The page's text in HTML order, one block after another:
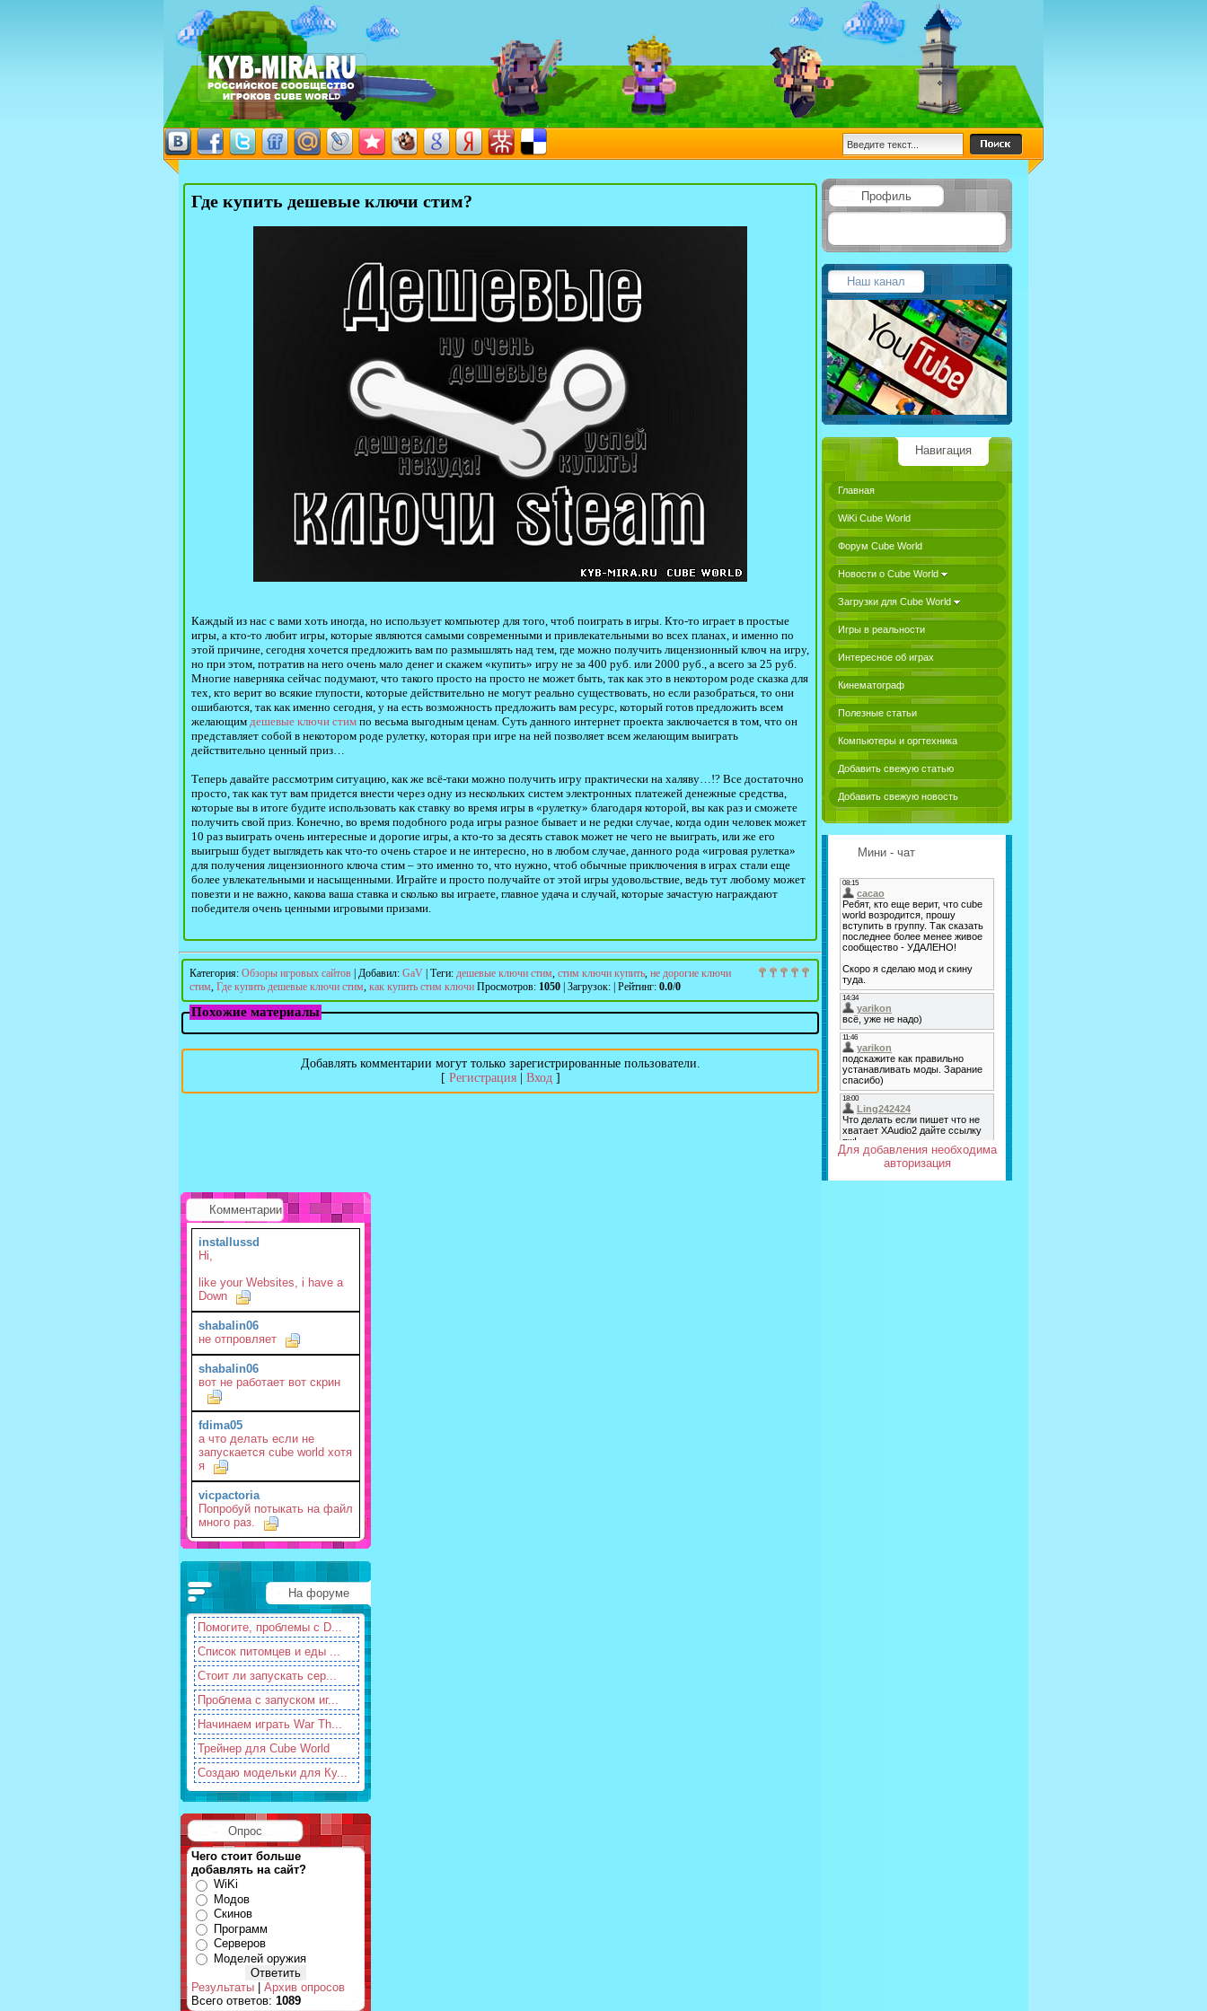
Где купить дешевые ключи стим?
Каждый из нас с вами хоть иногда, но использует компьютер для того, чтоб поиграть в игры. Кто-то играет в простые
игры, а кто-то любит игры, которые являются самыми современными и привлекательными во всех планах, и именно по
этой причине, сегодня хочется предложить вам по размышлять над тем, где можно получить лицензионный ключ на игру,
но при этом, потратив на него очень мало денег и скажем «купить» игру не за 400 руб. или 2000 руб., а всего за 25 руб.
Многие наверняка сейчас подумают, что такого просто на просто не может быть, так как это в некотором роде сказка для
тех, кто верит во всякие глупости, которые действительно не могут реально существовать, но если разобраться, то они
ошибаются, так как именно сегодня, у на есть возможность предложить вам ресурс, который готов предложить всем
желающим дешевые ключи стим по весьма выгодным ценам. Суть данного интернет проекта заключается в том, что он
представляет собой в некотором роде рулетку, которая при игре на ней позволяет всем желающим выиграть
действительно ценный приз…
Теперь давайте рассмотрим ситуацию, как же всё-таки можно получить игру практически на халяву…!? Все достаточно
просто, так как тут вам придется внести через одну из нескольких систем электронных платежей денежные средства,
которые вы в итоге будите использовать как ставку во время игры в «рулетку» благодаря которой, вы как раз и сможете
получить свой приз. Конечно, во время подобного рода игры разное бывает и не редки случае, когда один человек может
10 раз выиграть очень интересные и дорогие игры, а кто-то за десять ставок может не чего не выиграть, или же его
выигрыш будет выглядеть как что-то очень старое и не интересно, но в любом случае, данного рода «игровая рулетка»
для получения лицензионного ключа стим – это именно то, что нужно, чтоб обычные приключения в играх стали еще
более увлекательными и насыщенными. Играйте и просто получайте от этой игры удовольствие, ведь тут любому может
повезти и не важно, какова ваша ставка и сколько вы играете, главное удача и случай, которые зачастую награждают
победителя очень ценными игровыми призами.
Категория: Обзоры игровых сайтов Добавил: GaV Теги: дешевые ключи стим, стим ключи купить, не дорогие ключи
стим, Где купить дешевые ключи стим, как купить стим ключи Просмотров: 1050 Загрузок: Рейтинг: 0.0/0
Похожие материалы
Добавлять комментарии могут только зарегистрированные пользователи.
[ Регистрация| Вход]
Профиль
Наш канал
Навигация
Главная
WiKi Cube World
Форум Cube World
Новости о Cube World
Загрузки для Cube World
Игры в реальности
Интересное об играх
Кинематограф
Полезные статьи
Компьютеры и оргтехника
Добавить свежую статью
Добавить свежую новость
Мини - чат
Для добавления необходима
авторизация
Комментарии
installussd
Hi,
like your Websites, i have a
Down
shabalin06
не отпровляет
shabalin06
вот не работает вот скрин
fdima05
а что делать если не
запускается cube world хотя
я
vicpactoria
Попробуй потыкать на файл
много раз.
На форуме
Помогите, проблемы с D...
Список питомцев и еды ...
Стоит ли запускать сер...
Проблема с запуском иг...
Начинаем играть War Th...
Трейнер для Cube World
Создаю модельки для Ку...
Опрос
Чего стоит больше
добавлять на сайт?
WiKi
Модов
Скинов
Программ
Серверов
Моделей оружия
Результаты
Архив опросов
Всего ответов: 1089